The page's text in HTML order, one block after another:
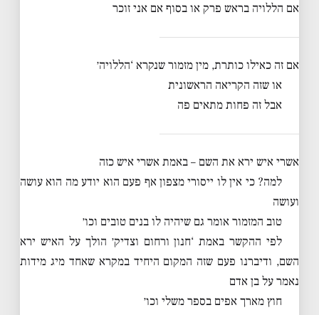
אם הללויה בראש פרק או בסוף אם אני זוכר
אם זה כאילו כותרת, מין מזמור שנקרא ‘הללויה׳
או שזה הקריאה הראשונית
אבל זה פחות מתאים פה
אשרי איש ירא את השם – באמת אשרי איש כזה
למה? כי אין לו ייסורי מצפון אף פעם הוא יודע מה הוא עושה
ועושה
טוב המזמור אומר גם שיהיה לו בנים טובים וכו׳
לפי ההקשר באמת ‘חנון ורחום וצדיק׳ הולך על האיש ירא
השם, ודיברנו פעם שזה המקום היחיד במקרא שאחד מיג מידות
נאמר על בן אדם
חוץ מארך אפים בספר משלי וכו׳